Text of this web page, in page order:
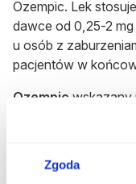
Zgoda
Ozempic. Lek
dawce od 0,25-2 mg
u osób z
pacjentów w
Ozempic wskazany
osób dorosłych -
przeciwwskazane
off label (poza